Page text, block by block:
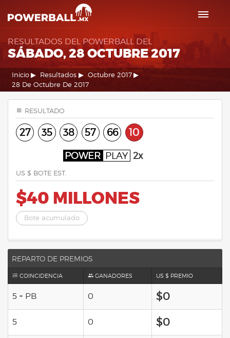
RESULTADOS DEL POWERBALL DEL
SÁBADO, 28 OCTUBRE 2017
Inicio Resultados
Octubre 2017
28 De Octubre De 2017
RESULTADO
27 35 38 57 66 10
POWER PLAY 2x
US $ BOTE EST.
$40 MILLONES
Bote acumulado
REPARTO DE PREMIOS
COINCIDENCIA GANADORES US $ PREMIO
5 + PB 0 $0
5 0 $0